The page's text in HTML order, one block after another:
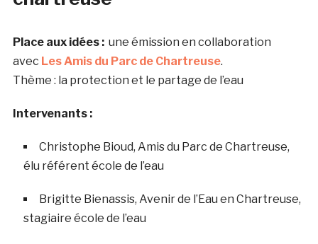
Place aux idées : une émission en collaboration
avec Les Amis du Parc de Chartreuse.
Thème : la protection et le partage de l’eau
Intervenants :
Christophe Bioud, Amis du Parc de Chartreuse,
élu référent école de l’eau
Brigitte Bienassis, Avenir de l’Eau en Chartreuse,
stagiaire école de l’eau